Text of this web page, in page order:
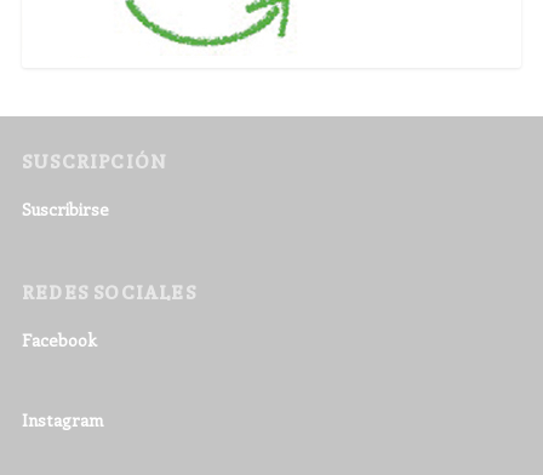
SUSCRIPCIÓN
Suscribirse
REDES SOCIALES
Facebook
Instagram